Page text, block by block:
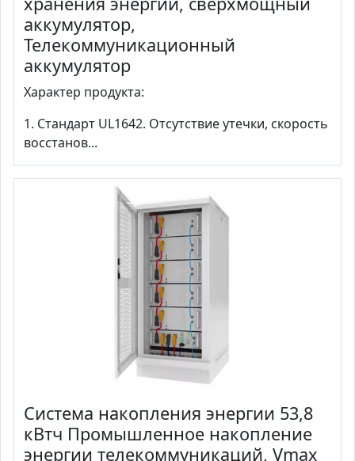
аккумулятор,
Телекоммуникационный
аккумулятор
Характер продукта:
1. Стандарт UL1642. Отсутствие утечки, скорость
восстанов...
Система накопления энергии 53,8
кВтч Промышленное накопление
энергии телекоммуникаций, Vmax